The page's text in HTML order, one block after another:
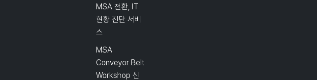
MSA 전환, IT
현황 진단 서비
스
MSA
Conveyor Belt
Workshop 신